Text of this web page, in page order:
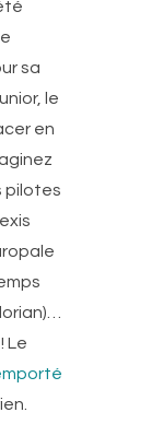
sa
le
en
pilotes
Le